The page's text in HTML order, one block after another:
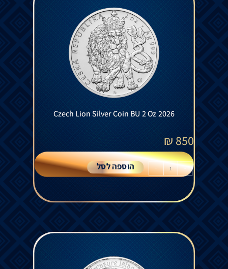
Czech Lion Silver Coin BU 2 Oz 2026
850
₪
-
+ הוספה לסל